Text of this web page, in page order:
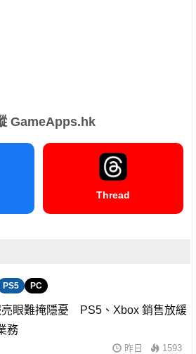
GameApps.hk
Thread
PS5 PC
亮眼難掩隱憂 PS5、Xbox 銷售放緩
務
昨日 1593